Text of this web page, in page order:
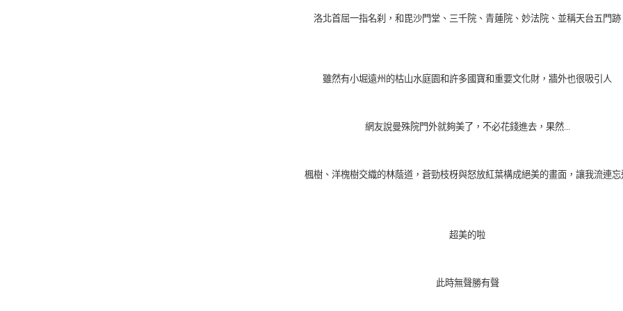
洛北首屈一指名刹，和毘沙門堂、三千院、青蓮院、妙法院、並稱天台五門跡
雖然有小堀遠州的枯山水庭園和許多國寶和重要文化財，牆外也很吸引人
網友說曼殊院門外就夠美了，不必花錢進去，果然...
楓樹、洋槐樹交織的林蔭道，蒼勁枝枒與怒放紅葉構成絕美的畫面，讓我流連忘
超美的啦
此時無聲勝有聲